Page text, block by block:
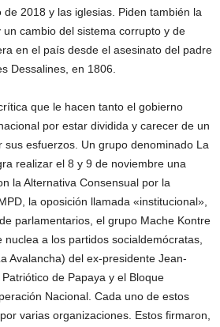
2018 y las iglesias. Piden también la
cambio del sistema corrupto y de
en el país desde el asesinato del padre
Dessalines, en 1806.
que le hacen tanto el gobierno
por estar dividida y carecer de un
sus esfuerzos. Un grupo denominado La
realizar el 8 y 9 de noviembre una
la Alternativa Consensual por la
la oposición llamada «institucional»,
parlamentarios, el grupo Mache Kontre
a los partidos socialdemócratas,
Avalancha) del ex-presidente Jean-
de Papaya y el Bloque
Nacional. Cada uno de estos
varias organizaciones. Estos firmaron,